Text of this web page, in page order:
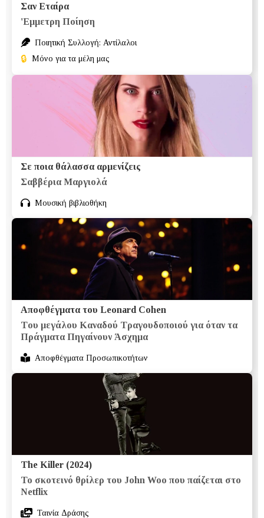
Σαν Εταίρα
'Εμμετρη Ποίηση
Ποιητική Συλλογή: Αντίλαλοι
🔒 Μόνο για τα μέλη μας
Σε ποια θάλασσα αρμενίζεις
Σαββέρια Μαργιολά
Μουσική βιβλιοθήκη
Αποφθέγματα του Leonard Cohen
Tου μεγάλου Καναδού Τραγουδοποιού για όταν τα
Πράγματα Πηγαίνουν Άσχημα
Αποφθέγματα Προσωπικοτήτων
The Killer (2024)
Το σκοτεινό θρίλερ του John Woo που παίζεται στο
Netflix
Ταινία Δράσης